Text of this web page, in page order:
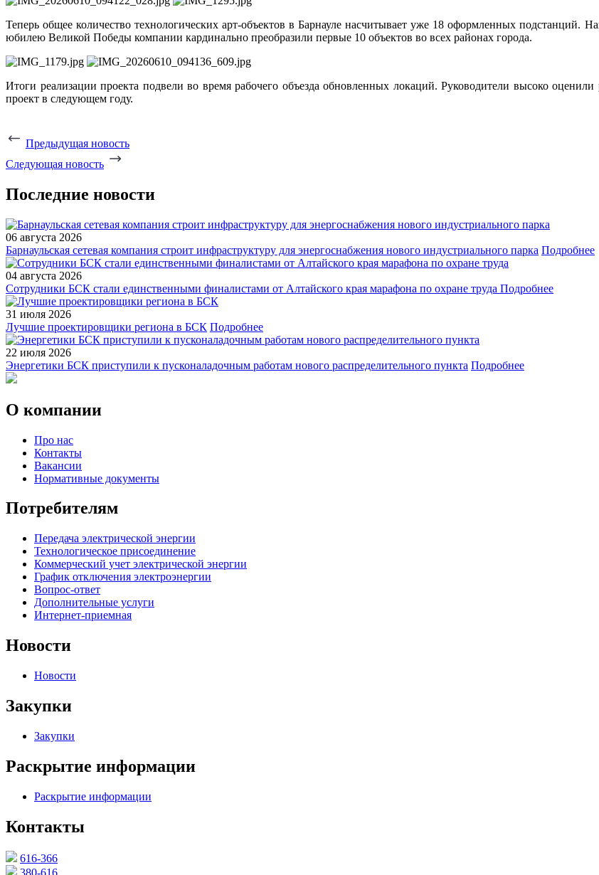
Теперь общее количество технологических арт-объектов в Барнауле насчитывает уже 18 оформленных подстанций.
юбилею Великой Победы компании кардинально преобразили первые 10 объектов во всех районах города.
Итоги реализации проекта подвели во время рабочего объезда обновленных локаций. Руководители высоко
проект в следующем году.
Предыдущая новость
Следующая новость
Последние новости
06 августа 2026
Барнаульская сетевая компания строит инфраструктуру для энергоснабжения нового индустриального парка Подробнее
04 августа 2026
Сотрудники БСК стали единственными финалистами от Алтайского края марафона по охране труда Подробнее
31 июля 2026
Лучшие проектировщики региона в БСК Подробнее
22 июля 2026
Энергетики БСК приступили к пусконаладочным работам нового распределительного пункта Подробнее
О компании
Про нас
Контакты
Вакансии
Нормативные документы
Потребителям
Передача электрической энергии
Технологическое присоединение
Коммерческий учет электрической энергии
График отключения электроэнергии
Вопрос-ответ
Дополнительные услуги
Интернет-приемная
Новости
Новости
Закупки
Закупки
Раскрытие информации
Раскрытие информации
Контакты
616-366
380-616